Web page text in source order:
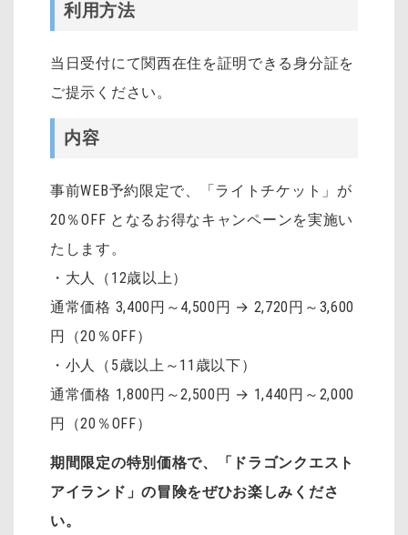
利用方法
当日受付にて関西在住を証明できる身分証を
ご提示ください。
内容
事前WEB予約限定で、「ライトチケット」が
20％OFF となるお得なキャンペーンを実施い
たします。
・大人（12歳以上）
通常価格 3,400円～4,500円 → 2,720円～3,600
円（20％OFF）
・小人（5歳以上～11歳以下）
通常価格 1,800円～2,500円 → 1,440円～2,000
円（20％OFF）
期間限定の特別価格で、「ドラゴンクエスト
アイランド」の冒険をぜひお楽しみくださ
い。